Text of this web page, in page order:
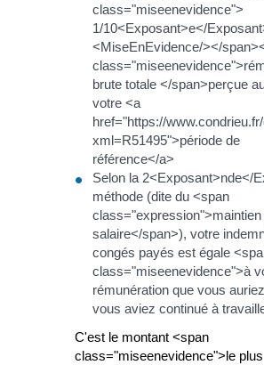
class="miseenevidence">
1/10<Exposant>e</
<MiseEnEvidence/></
brute totale </span>perçue
votre <a
href="https://
xml=R51495">période de
référence</a>
Selon la 2<Exposant>nde</
méthode (dite du <span
class="expression">maintien
salaire</span>), votre
congés payés est égale
class="miseenevidence">à
rémunération que vous
vous aviez continué à
C'est le montant <span
class="miseenevidence">le plus